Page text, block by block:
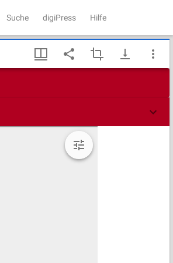
Suche digiPress Hilfe